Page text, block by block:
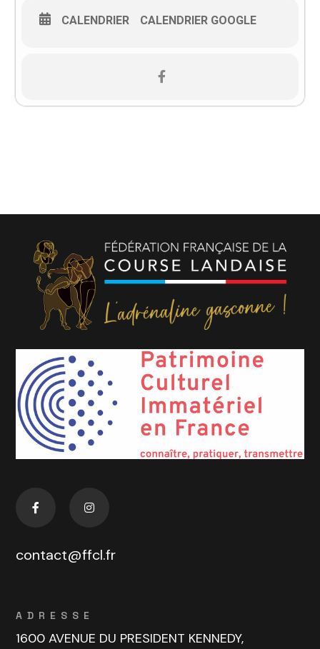
CALENDRIER CALENDRIER GOOGLE
contact@ffcl.fr
ADRESSE
1600 AVENUE DU PRESIDENT KENNEDY,